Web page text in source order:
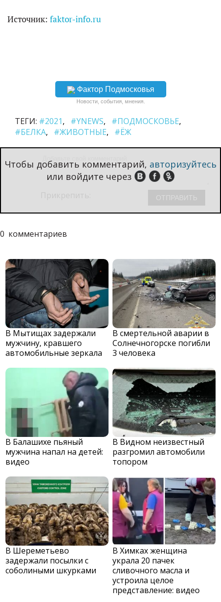
Источник: faktor-info.ru
Фактор Подмосковья
Новости, события, мнения.
ТЕГИ: #2021 #YNEWS
#ПОДМОСКОВЬЕ
#БЕЛКА
#ЖИВОТНЫЕ #ЁЖ
Чтобы добавить комментарий, авторизуйтесь
или войдите через
0 комментариев
В Мытищах задержали
мужчину, кравшего
автомобильные зеркала
В смертельной аварии в
Солнечногорске погибли
3 человека
В Балашихе пьяный
мужчина напал на детей:
видео
В Видном неизвестный
разгромил автомобили
топором
В Шереметьево
задержали посылки с
соболиными шкурками
В Химках женщина
украла 20 пачек
сливочного масла и
устроила целое
представление: видео